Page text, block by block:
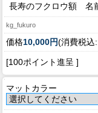
長寿のフクロウ額 名
kg_fukuro
価格10,000円(消費税込
[100ポイント進呈 ]
マットカラー